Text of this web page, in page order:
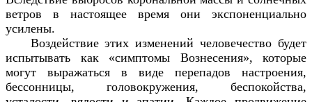
ветров в настоящее время они экспоненциально
усилены.
Воздействие этих изменений человечество будет
испытывать как «симптомы Вознесения», которые
могут выражаться в виде перепадов настроения,
бессонницы, головокружения, беспокойства,